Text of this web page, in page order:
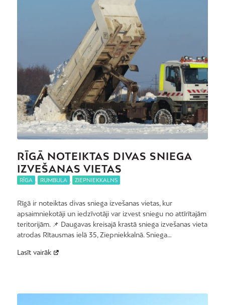
RĪGĀ NOTEIKTAS DIVAS SNIEGA
IZVEŠANAS VIETAS
RĪGA RUMBULA ZIEPNIEKKALNS
Rīgā ir noteiktas divas sniega izvešanas vietas, kur
apsaimniekotāji un iedzīvotāji var izvest sniegu no attīrītajām
teritorijām. 📌 Daugavas kreisajā krastā sniega izvešanas vieta
atrodas Rītausmas ielā 35, Ziepniekkalnā. Sniega…
Lasīt vairāk